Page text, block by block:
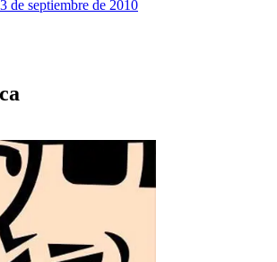
3 de septiembre de 2010